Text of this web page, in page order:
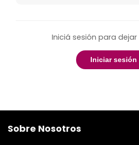
Iniciá sesión para dejar
Iniciar sesión
Sobre Nosotros